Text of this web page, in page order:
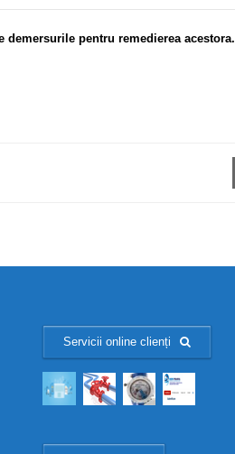
pentru remedierea acestora.
Servicii online clienți